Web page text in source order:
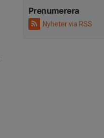
Prenumerera
Nyheter via RSS